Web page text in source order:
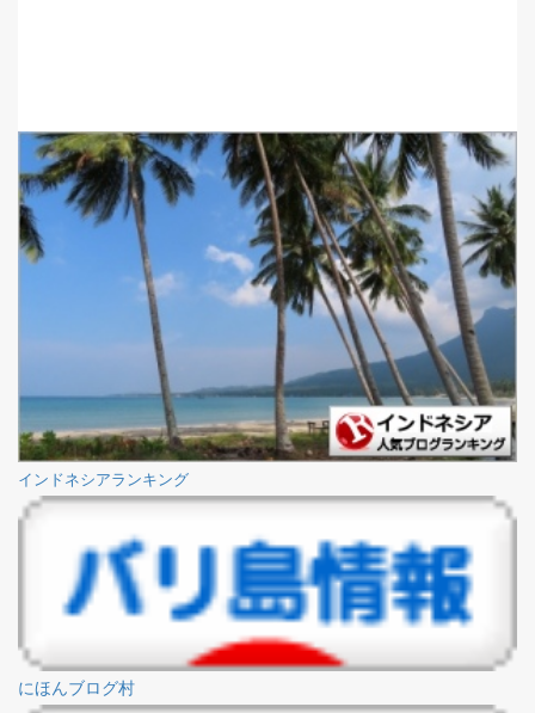
インドネシアランキング
にほんブログ村